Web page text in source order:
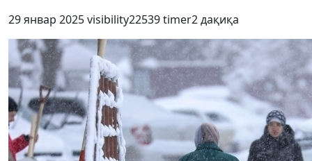
29 январ 2025visibility22539timer2 дақиқа